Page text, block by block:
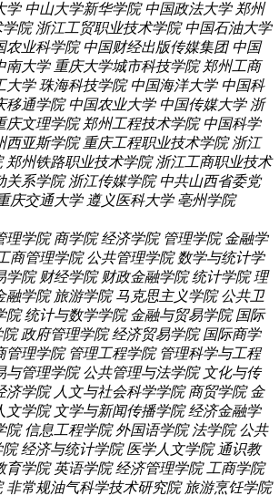
学 中山大学新华学院 中国政法大学 郑州
学院 浙江工贸职业技术学院 中国石油大学
农业科学院 中国财经出版传媒集团 中国
南大学 重庆大学城市科技学院 郑州工商
大学 珠海科技学院 中国海洋大学 中国科
移通学院 中国农业大学 中国传媒大学 浙
庆文理学院 郑州工程技术学院 中国科学
西亚斯学院 重庆工程职业技术学院 浙江
郑州铁路职业技术学院 浙江工商职业技术
关系学院 浙江传媒学院 中共山西省委党
庆交通大学 遵义医科大学 亳州学院
理学院 商学院 经济学院 管理学院 金融学
工商管理学院 公共管理学院 数学与统计学
学院 财经学院 财政金融学院 统计学院 理
融学院 旅游学院 马克思主义学院 公共卫
院 统计与数学学院 金融与贸易学院 国际
院 政府管理学院 经济贸易学院 国际商学
管理学院 管理工程学院 管理科学与工程
与管理学院 公共管理与法学院 文化与传
济学院 人文与社会科学学院 商贸学院 金
文学院 文学与新闻传播学院 经济金融学
院 信息工程学院 外国语学院 法学院 公共
院 经济与统计学院 医学人文学院 通识教
育学院 英语学院 经济管理学院 工商学院
非常规油气科学技术研究院 旅游烹饪学院